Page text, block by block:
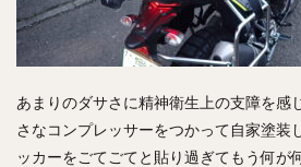
あまりのダサさに精神衛生上の支障を感
さなコンプレッサーをつかって自家塗装
ッカーをごてごてと貼り過ぎてもう何が